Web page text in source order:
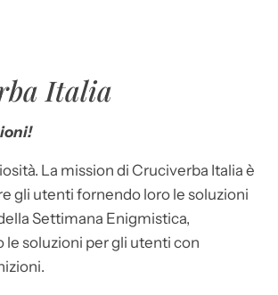
Italia
La mission di Cruciverba Italia è
gli utenti fornendo loro le soluzioni
Settimana Enigmistica,
soluzioni per gli utenti con